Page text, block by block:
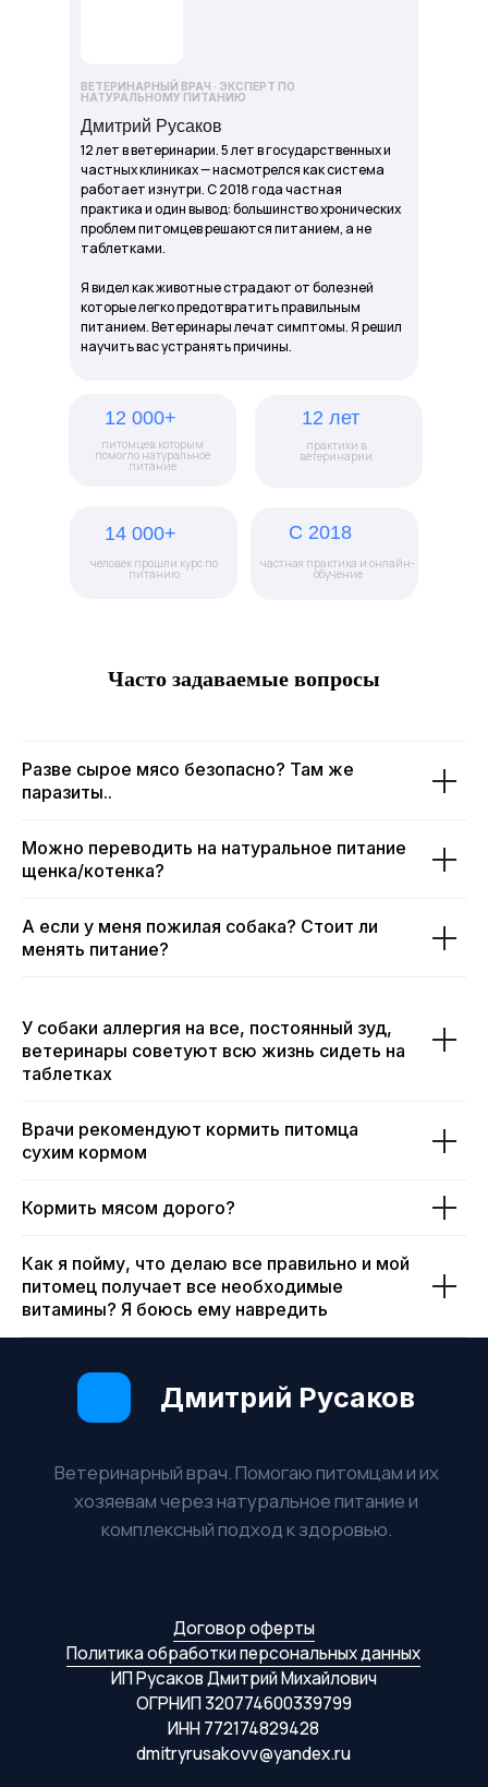
ВЕТЕРИНАРНЫЙ ВРАЧ · ЭКСПЕРТ ПО
НАТУРАЛЬНОМУ ПИТАНИЮ
12 лет в ветеринарии. 5 лет в государственных и
частных клиниках — насмотрелся как система
работает изнутри. С 2018 года частная
практика и один вывод: большинство хронических
проблем питомцев решаются питанием, а не
таблетками.
Я видел как животные страдают от болезней
которые легко предотвратить правильным
питанием. Ветеринары лечат симптомы. Я решил
научить вас устранять причины.
Дмитрий Русаков
12 000+ 12 лет
С 2018
14 000+
питомцев которым
помогло натуральное
питание
человек прошли курс по
питанию
частная практика и онлайн-
обучение
практики в
ветеринарии
Часто задаваемые вопросы
Разве сырое мясо безопасно? Там же
паразиты..
Можно переводить на натуральное питание
щенка/котенка?
А если у меня пожилая собака? Стоит ли
менять питание?
У собаки аллергия на все, постоянный зуд,
ветеринары советуют всю жизнь сидеть на
таблетках
Врачи рекомендуют кормить питомца
сухим кормом
Кормить мясом дорого?
Как я пойму, что делаю все правильно и мой
питомец получает все необходимые
витамины? Я боюсь ему навредить